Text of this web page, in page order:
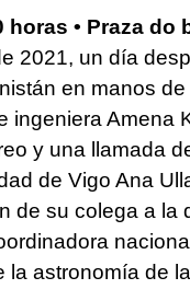
horas • Praza do
2021, un día
en manos
ingeniera Amena
y una llamada
de Vigo Ana
de su colega a la
la astronomía de